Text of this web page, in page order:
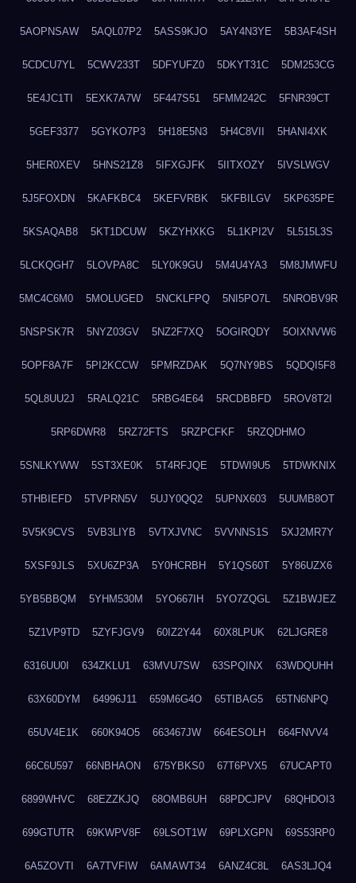
5AOPNSAW 5AQL07P2 5ASS9KJO 5AY4N3YE 5B3AF4SH
5CDCU7YL 5CWV233T 5DFYUFZ0 5DKYT31C 5DM253CG
5E4JC1TI 5EXK7A7W 5F447S51 5FMM242C 5FNR39CT
5GEF3377 5GYKO7P3 5H18E5N3 5H4C8VII 5HANI4XK
5HER0XEV 5HNS21Z8 5IFXGJFK 5IITXOZY 5IVSLWGV
5J5FOXDN 5KAFKBC4 5KEFVRBK 5KFBILGV 5KP635PE
5KSAQAB8 5KT1DCUW 5KZYHXKG 5L1KPI2V 5L515L3S
5LCKQGH7 5LOVPA8C 5LY0K9GU 5M4U4YA3 5M8JMWFU
5MC4C6M0 5MOLUGED 5NCKLFPQ 5NI5PO7L 5NROBV9R
5NSPSK7R 5NYZ03GV 5NZ2F7XQ 5OGIRQDY 5OIXNVW6
5OPF8A7F 5PI2KCCW 5PMRZDAK 5Q7NY9BS 5QDQI5F8
5QL8UU2J 5RALQ21C 5RBG4E64 5RCDBBFD 5ROV8T2I
5RP6DWR8 5RZ72FTS 5RZPCFKF 5RZQDHMO
5SNLKYWW 5ST3XE0K 5T4RFJQE 5TDWI9U5 5TDWKNIX
5THBIEFD 5TVPRN5V 5UJY0QQ2 5UPNX603 5UUMB8OT
5V5K9CVS 5VB3LIYB 5VTXJVNC 5VVNNS1S 5XJ2MR7Y
5XSF9JLS 5XU6ZP3A 5Y0HCRBH 5Y1QS60T 5Y86UZX6
5YB5BBQM 5YHM530M 5YO667IH 5YO7ZQGL 5Z1BWJEZ
5Z1VP9TD 5ZYFJGV9 60IZ2Y44 60X8LPUK 62LJGRE8
6316UU0I 634ZKLU1 63MVU7SW 63SPQINX 63WDQUHH
63X60DYM 64996J11 659M6G4O 65TIBAG5 65TN6NPQ
65UV4E1K 660K94O5 663467JW 664ESOLH 664FNVV4
66C6U597 66NBHAON 675YBKS0 67T6PVX5 67UCAPT0
6899WHVC 68EZZKJQ 68OMB6UH 68PDCJPV 68QHDOI3
699GTUTR 69KWPV8F 69LSOT1W 69PLXGPN 69S53RP0
6A5ZOVTI 6A7TVFIW 6AMAWT34 6ANZ4C8L 6AS3LJQ4